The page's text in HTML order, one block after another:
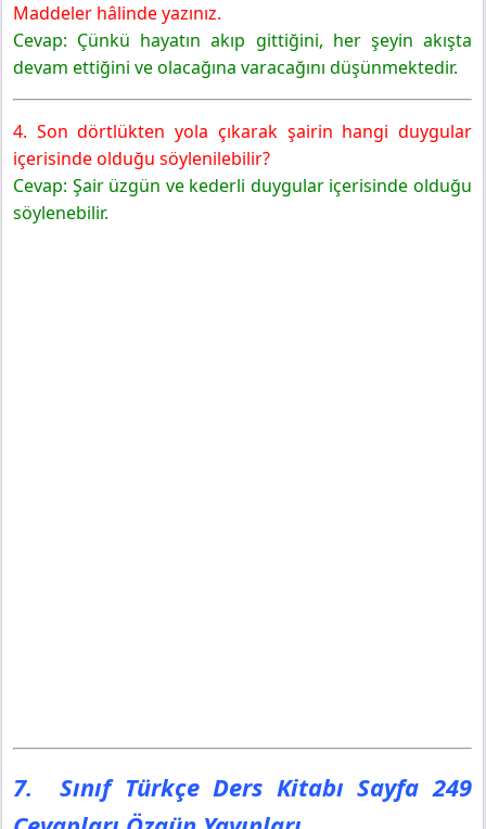
Maddeler hâlinde yazınız.
Cevap: Çünkü hayatın akıp gittiğini, her şeyin akışta
devam ettiğini ve olacağına varacağını düşünmektedir.
4. Son dörtlükten yola çıkarak şairin hangi duygular
içerisinde olduğu söylenilebilir?
Cevap: Şair üzgün ve kederli duygular içerisinde olduğu
söylenebilir.
7. Sınıf Türkçe Ders Kitabı Sayfa 249